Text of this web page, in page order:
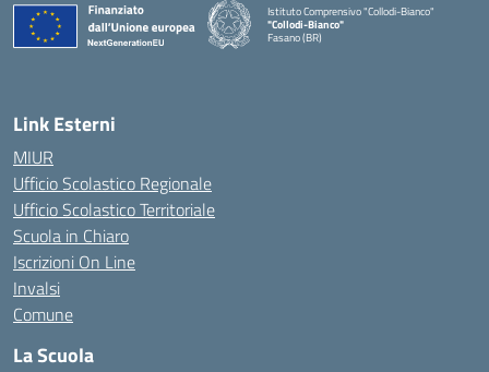
Istituto Comprensivo "Collodi-Bianco"
"Collodi-Bianco"
Fasano (BR)
Link Esterni
MIUR
Ufficio Scolastico Regionale
Ufficio Scolastico Territoriale
Scuola in Chiaro
Iscrizioni On Line
Invalsi
Comune
La Scuola